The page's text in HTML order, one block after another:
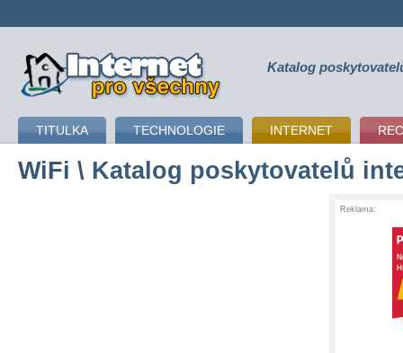
připojení k internetu Katalog
TITULKA TECHNOLOGIE INTERNET
WiFi \ Katalog poskytovatelů
Reklama: